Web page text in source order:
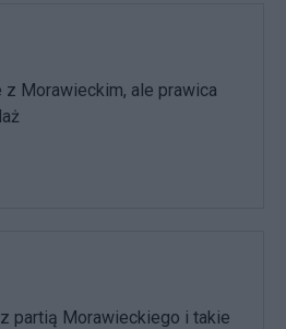
z Morawieckim, ale prawica
partią Morawieckiego i takie